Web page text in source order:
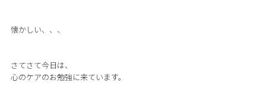
懐かしい、、、
さてさて今日は、
心のケアのお勉強に来ています。